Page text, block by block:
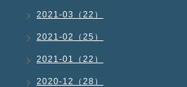
2021-03（22）
2021-02（25）
2021-01（22）
2020-12（28）